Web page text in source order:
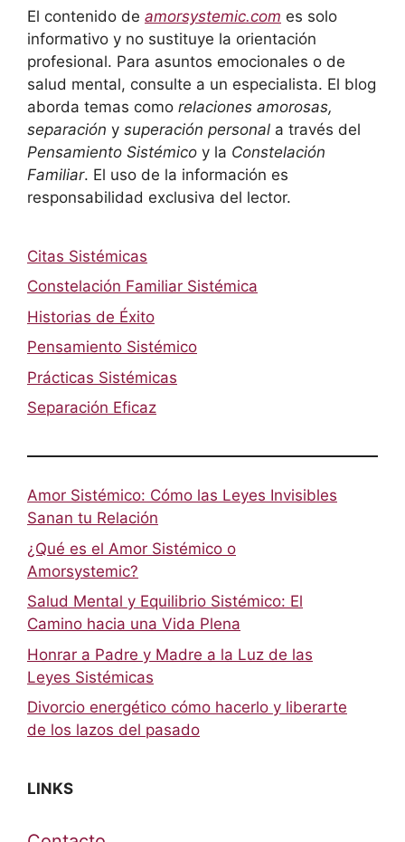
El contenido de amorsystemic.com es solo
informativo y no sustituye la orientación
profesional. Para asuntos emocionales o de
salud mental, consulte a un especialista. El blog
aborda temas como relaciones amorosas,
separación y superación personal a través del
Pensamiento Sistémico y la Constelación
Familiar. El uso de la información es
responsabilidad exclusiva del lector.
Citas Sistémicas
Constelación Familiar Sistémica
Historias de Éxito
Pensamiento Sistémico
Prácticas Sistémicas
Separación Eficaz
Amor Sistémico: Cómo las Leyes Invisibles
Sanan tu Relación
¿Qué es el Amor Sistémico o
Amorsystemic?
Salud Mental y Equilibrio Sistémico: El
Camino hacia una Vida Plena
Honrar a Padre y Madre a la Luz de las
Leyes Sistémicas
Divorcio energético cómo hacerlo y liberarte
de los lazos del pasado
LINKS